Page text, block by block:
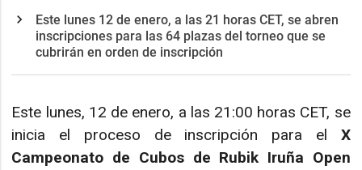
Este lunes 12 de enero, a las 21 horas CET, se abren
inscripciones para las 64 plazas del torneo que se
cubrirán en orden de inscripción
Este lunes, 12 de enero, a las 21:00 horas CET, se
inicia el proceso de inscripción para el X
Campeonato de Cubos de Rubik Iruña Open